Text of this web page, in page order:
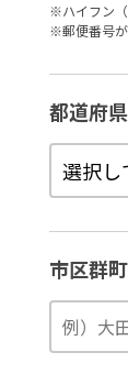
※ハイフン
※郵便番号
都道府県
市区群